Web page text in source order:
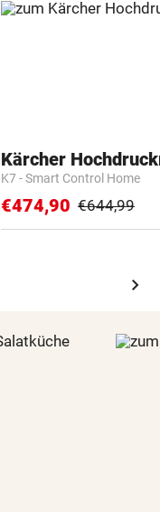
Kärcher
K7 - Smart Control Home
€474,90 €644,99
chevron_right